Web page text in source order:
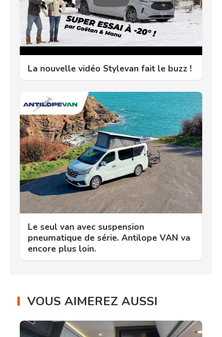
La nouvelle vidéo Stylevan fait le buzz !
Le seul van avec suspension
pneumatique de série. Antilope VAN va
encore plus loin.
VOUS AIMEREZ AUSSI